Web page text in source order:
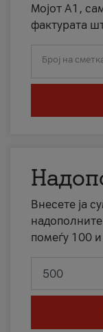
Мојот А1,
фактурата
Број на
Внесете ја
помеѓу 100